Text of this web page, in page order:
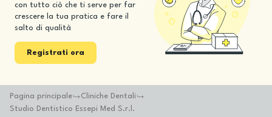
con tutto ciò che ti serve per far
crescere la tua pratica e fare il
salto di qualità
Registrati ora
Pagina principale
Cliniche Dentali
Studio Dentistico Essepi Med S.r.l.